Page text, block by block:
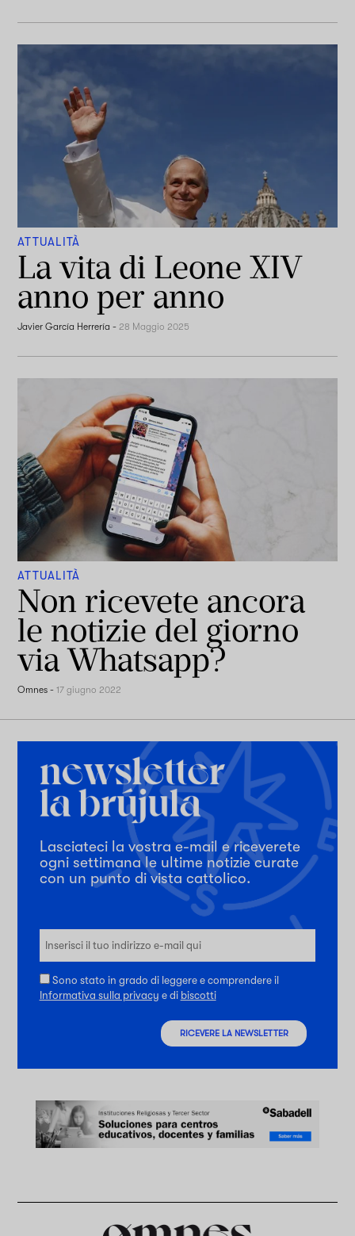
ATTUALITÀ
La vita di Leone XIV
anno per anno
Javier García Herrería -28 Maggio 2025
ATTUALITÀ
Non ricevete ancora
le notizie del giorno
via Whatsapp?
Omnes -17 giugno 2022
Lasciateci la vostra e-mail e riceverete
ogni settimana le ultime notizie curate
con un punto di vista cattolico.
Sono stato in grado di leggere e comprendere il
Informativa sulla privacy e di biscotti
RICEVERE LA NEWSLETTER